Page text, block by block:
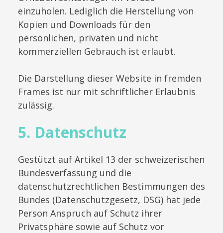
einzuholen. Lediglich die Herstellung von
Kopien und Downloads für den
persönlichen, privaten und nicht
kommerziellen Gebrauch ist erlaubt.
Die Darstellung dieser Website in fremden
Frames ist nur mit schriftlicher Erlaubnis
zulässig.
5. Datenschutz
Gestützt auf Artikel 13 der schweizerischen
Bundesverfassung und die
datenschutzrechtlichen Bestimmungen des
Bundes (Datenschutzgesetz, DSG) hat jede
Person Anspruch auf Schutz ihrer
Privatsphäre sowie auf Schutz vor